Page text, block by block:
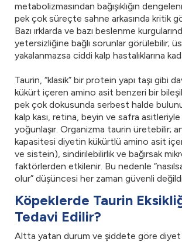
metabolizmasından bağışıklığın
pek çok süreçte sahne arkasında kritik
Bazı ırklarda ve bazı beslenme
yetersizliğine bağlı sorunlar görülebilir;
yakalanmazsa ciddi kalp hastalıklarına
Taurin, “klasik” bir protein yapı taşı gibi
kükürt içeren amino asit benzeri bir
pek çok dokusunda serbest halde
kalp kası, retina, beyin ve safra asitleriyle
yoğunlaşır. Organizma taurin üretebilir;
kapasitesi diyetin kükürtlü amino asit
ve sistein), sindirilebilirlik ve bağırsak
faktörlerden etkilenir. Bu nedenle
olur” düşüncesi her zaman güvenli
Köpeklerde Taurin
Tedavi Edilir?
Altta yatan durum ve şiddete göre diyet